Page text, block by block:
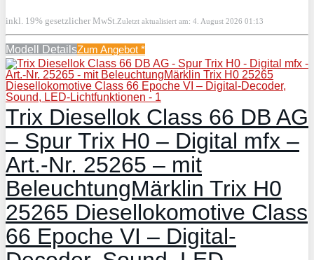
inkl. 19% gesetzlicher MwSt. Zuletzt aktualisiert am: 4. August 2026 01:13
Modell DetailsZum Angebot *
Trix Diesellok Class 66 DB AG
– Spur Trix H0 – Digital mfx –
Art.-Nr. 25265 – mit
BeleuchtungMärklin Trix H0
25265 Diesellokomotive Class
66 Epoche VI – Digital-